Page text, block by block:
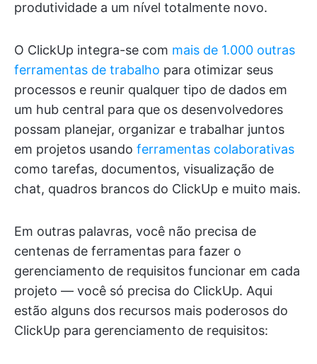
produtividade a um nível totalmente novo.
O ClickUp integra-se com mais de 1.000 outras
ferramentas de trabalho para otimizar seus
processos e reunir qualquer tipo de dados em
um hub central para que os desenvolvedores
possam planejar, organizar e trabalhar juntos
em projetos usando ferramentas colaborativas
como tarefas, documentos, visualização de
chat, quadros brancos do ClickUp e muito mais.
Em outras palavras, você não precisa de
centenas de ferramentas para fazer o
gerenciamento de requisitos funcionar em cada
projeto — você só precisa do ClickUp. Aqui
estão alguns dos recursos mais poderosos do
ClickUp para gerenciamento de requisitos: